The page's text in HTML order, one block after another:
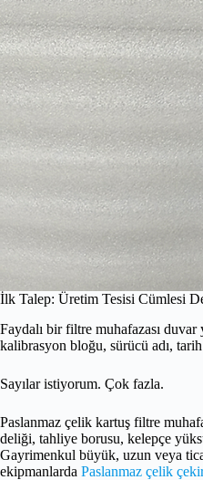
İlk Talep: Üretim Tesisi Cümlesi
Faydalı bir filtre muhafazası
kalibrasyon bloğu, sürücü adı,
Sayılar istiyorum. Çok fazla.
Paslanmaz çelik kartuş filtre
deliği, tahliye borusu, kelepçe
Gayrimenkul büyük, uzun veya
ekipmanlarda Paslanmaz çelik